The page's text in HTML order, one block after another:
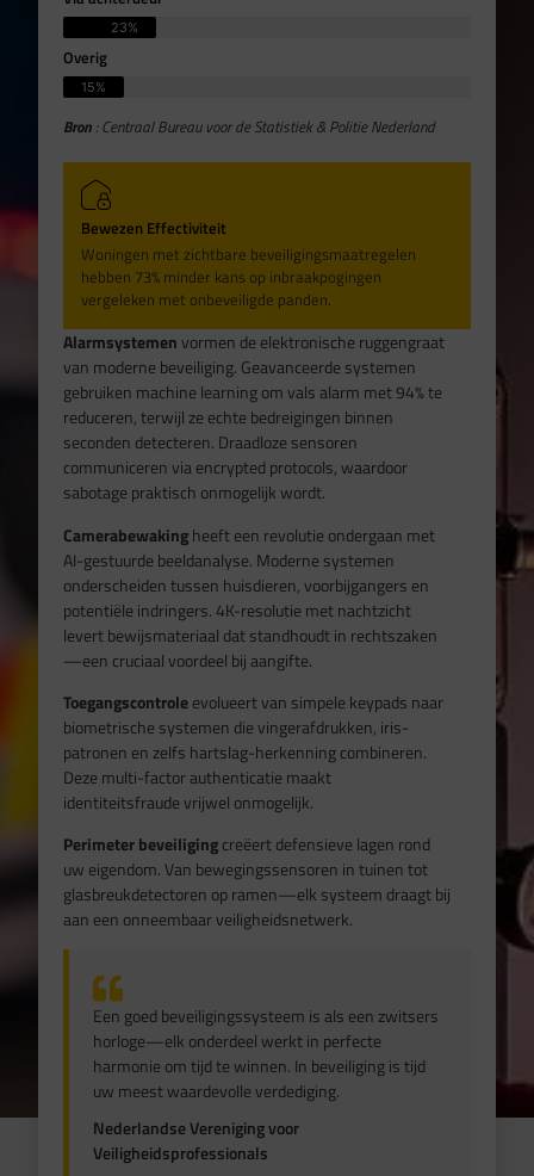
Alarmsystemenvormen de elektronische ruggengraat
van moderne beveiliging. Geavanceerde systemen
gebruiken machine learning om vals alarm met 94% te
reduceren, terwijl ze echte bedreigingen binnen
seconden detecteren. Draadloze sensoren
communiceren via encrypted protocols, waardoor
sabotage praktisch onmogelijk wordt.
Camerabewakingheeft een revolutie ondergaan met
AI-gestuurde beeldanalyse. Moderne systemen
onderscheiden tussen huisdieren, voorbijgangers en
potentiële indringers. 4K-resolutie met nachtzicht
levert bewijsmateriaal dat standhoudt in rechtszaken
—een cruciaal voordeel bij aangifte.
Toegangscontroleevolueert van simpele keypads naar
biometrische systemen die vingerafdrukken, iris-
patronen en zelfs hartslag-herkenning combineren.
Deze multi-factor authenticatie maakt
identiteitsfraude vrijwel onmogelijk.
Perimeter beveiligingcreëert defensieve lagen rond
uw eigendom. Van bewegingssensoren in tuinen tot
glasbreukdetectoren op ramen—elk systeem draagt bij
aan een onneembaar veiligheidsnetwerk.
Een goed beveiligingssysteem is als een zwitsers
horloge—elk onderdeel werkt in perfecte
harmonie om tijd te winnen. In beveiliging is tijd
uw meest waardevolle verdediging.
Nederlandse Vereniging voor
Veiligheidsprofessionals
23%
Overig
15%
Bron: Centraal Bureau voor de Statistiek & Politie Nederland
Bewezen Effectiviteit
Woningen met zichtbare beveiligingsmaatregelen
hebben 73% minder kans op inbraakpogingen
vergeleken met onbeveiligde panden.